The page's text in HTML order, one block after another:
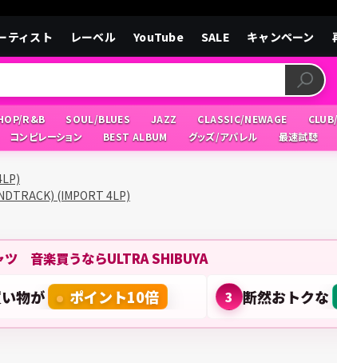
ティスト レーベル YouTube SALE キャンペーン
R&B SOUL/BLUES JAZZ CLASSIC/NEWAGE
コンピレーション BEST ALBUM グッズ/アパレル 最速試聴
(IMPORT 4LP)
音楽買うならULTRA SHIBUYA
物が ポイント10倍 3 断然おトクな